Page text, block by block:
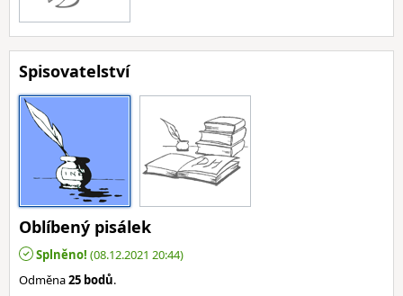
Spisovatelství
Oblíbený pisálek
Splněno! (08.12.2021 20:44)
Odměna25 bodů.